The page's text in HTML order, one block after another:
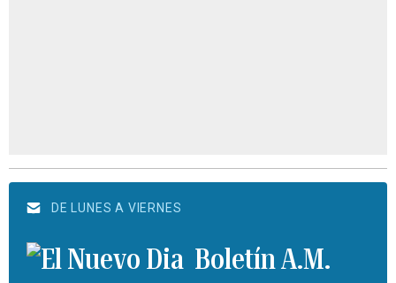
DE LUNES A VIERNES
Boletín A.M.